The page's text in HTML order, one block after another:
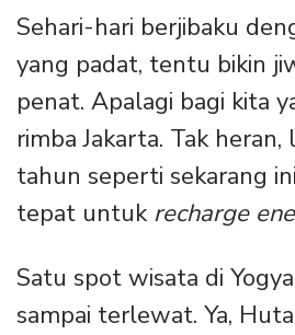
Sehari-hari berjibaku
yang padat, tentu bikin
penat. Apalagi bagi kita
rimba Jakarta. Tak
tahun seperti sekarang
tepat untuk recharge
Satu spot wisata di
sampai terlewat. Ya,